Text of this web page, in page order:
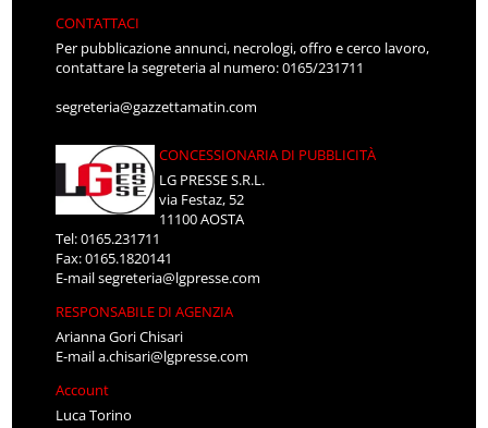
CONTATTACI
Per pubblicazione annunci, necrologi, offro e cerco lavoro,
contattare la segreteria al numero: 0165/231711
segreteria@gazzettamatin.com
CONCESSIONARIA DI PUBBLICITÀ
LG PRESSE S.R.L.
via Festaz, 52
11100 AOSTA
Tel: 0165.231711
Fax: 0165.1820141
E-mailsegreteria@lgpresse.com
RESPONSABILE DI AGENZIA
Arianna Gori Chisari
E-maila.chisari@lgpresse.com
Account
Luca Torino